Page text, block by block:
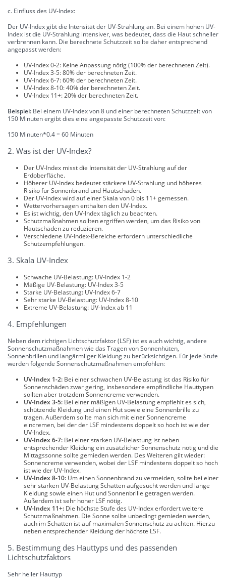
c. Einfluss des UV-Index:
Der UV-Index gibt die Intensität der UV-Strahlung an. Bei einem hohen UV-
Index ist die UV-Strahlung intensiver, was bedeutet, dass die Haut schneller
verbrennen kann. Die berechnete Schutzzeit sollte daher entsprechend
angepasst werden:
UV-Index 0-2: Keine Anpassung nötig (100% der berechneten Zeit).
UV-Index 3-5: 80% der berechneten Zeit.
UV-Index 6-7: 60% der berechneten Zeit.
UV-Index 8-10: 40% der berechneten Zeit.
UV-Index 11+: 20% der berechneten Zeit.
Beispiel: Bei einem UV-Index von 8 und einer berechneten Schutzzeit von
150 Minuten ergibt dies eine angepasste Schutzzeit von:
150 Minuten*0.4 = 60 Minuten
2. Was ist der UV-Index?
Der UV-Index misst die Intensität der UV-Strahlung auf der
Erdoberfläche.
Höherer UV-Index bedeutet stärkere UV-Strahlung und höheres
Risiko für Sonnenbrand und Hautschäden.
Der UV-Index wird auf einer Skala von 0 bis 11+ gemessen.
Wettervorhersagen enthalten den UV-Index.
Es ist wichtig, den UV-Index täglich zu beachten.
Schutzmaßnahmen sollten ergriffen werden, um das Risiko von
Hautschäden zu reduzieren.
Verschiedene UV-Index-Bereiche erfordern unterschiedliche
Schutzempfehlungen.
3. Skala UV-Index
Schwache UV-Belastung: UV-Index 1-2
Mäßige UV-Belastung: UV-Index 3-5
Starke UV-Belastung: UV-Index 6-7
Sehr starke UV-Belastung: UV-Index 8-10
Extreme UV-Belastung: UV-Index ab 11
4. Empfehlungen
Neben dem richtigen Lichtschutzfaktor (LSF) ist es auch wichtig, andere
Sonnenschutzmaßnahmen wie das Tragen von Sonnenhüten,
Sonnenbrillen und langärmliger Kleidung zu berücksichtigen. Für jede Stufe
werden folgende Sonnenschutzmaßnahmen empfohlen:
UV-Index 1-2: Bei einer schwachen UV-Belastung ist das Risiko für
Sonnenschäden zwar gering, insbesondere empfindliche Hauttypen
sollten aber trotzdem Sonnencreme verwenden.
UV-Index 3-5: Bei einer mäßigen UV-Belastung empfiehlt es sich,
schützende Kleidung und einen Hut sowie eine Sonnenbrille zu
tragen. Außerdem sollte man sich mit einer Sonnencreme
eincremen, bei der der LSF mindestens doppelt so hoch ist wie der
UV-Index.
UV-Index 6-7: Bei einer starken UV-Belastung ist neben
entsprechender Kleidung ein zusätzlicher Sonnenschutz nötig und die
Mittagssonne sollte gemieden werden. Des Weiteren gilt wieder:
Sonnencreme verwenden, wobei der LSF mindestens doppelt so hoch
ist wie der UV-Index.
UV-Index 8-10: Um einen Sonnenbrand zu vermeiden, sollte bei einer
sehr starken UV-Belastung Schatten aufgesucht werden und lange
Kleidung sowie einen Hut und Sonnenbrille getragen werden.
Außerdem ist sehr hoher LSF nötig.
UV-Index 11+: Die höchste Stufe des UV-Index erfordert weitere
Schutzmaßnahmen. Die Sonne sollte unbedingt gemieden werden,
auch im Schatten ist auf maximalen Sonnenschutz zu achten. Hierzu
neben entsprechender Kleidung der höchste LSF.
5. Bestimmung des Hauttyps und des passenden
Lichtschutzfaktors
Sehr heller Hauttyp